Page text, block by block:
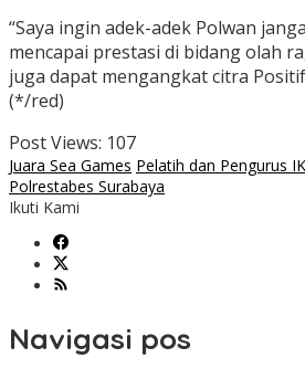
“Saya ingin adek-adek Polwan
mencapai prestasi di bidang olah
juga dapat mengangkat citra
(*/red)
Post Views: 107
Juara Sea Games Pelatih dan Pengurus
Polrestabes Surabaya
Ikuti Kami
Navigasi pos